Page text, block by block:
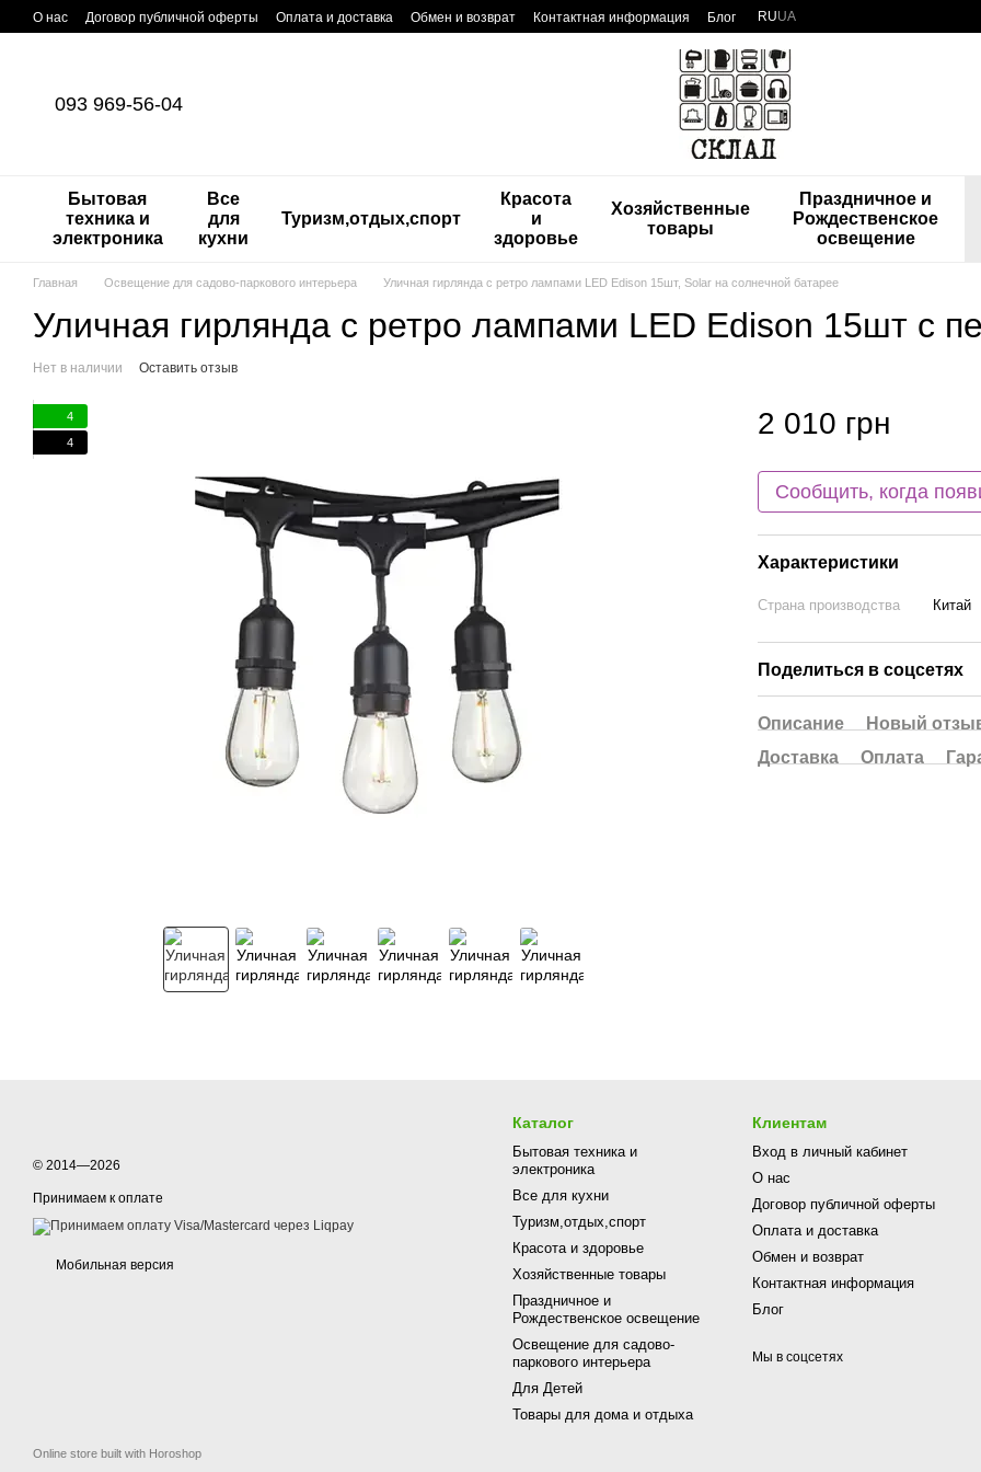
Перейти к основному контенту
О нас Договор публичной оферты Оплата и доставка Обмен и возврат Контактная информация Блог RUUA
093 969-56-04
Бытовая
техника и
электроника
Все
для
кухни
Туризм,отдых,спорт
Красота
и
здоровье
Хозяйственные
товары
Праздничное и
Рождественское
освещение
Главная Освещение для садово-паркового интерьера Уличная гирлянда с ретро лампами LED Edison 15шт, Solar на солнечной батарее
Уличная гирлянда с ретро лампами LED Edison 15шт с
Нет в наличии Оставить отзыв
4
4
2 010 грн
Сообщить, когда
Характеристики
Страна производства Китай
Поделиться в соцсетях
Описание
Новый
Доставка
Оплата
© 2014—2026
Принимаем к оплате
Мобильная версия
Online store built with Horoshop
Каталог
Бытовая техника и
электроника
Все для кухни
Туризм,отдых,спорт
Красота и здоровье
Хозяйственные товары
Праздничное и
Рождественское освещение
Освещение для садово-
паркового интерьера
Для Детей
Товары для дома и отдыха
Клиентам
Вход в личный кабинет
О нас
Договор публичной оферты
Оплата и доставка
Обмен и возврат
Контактная информация
Блог
Мы в соцсетях